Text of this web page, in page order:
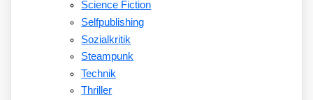
Science Fiction
Selfpublishing
Sozialkritik
Steampunk
Technik
Thriller